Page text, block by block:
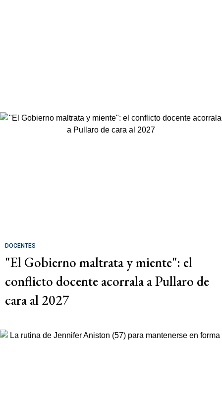
DOCENTES
"El Gobierno maltrata y miente": el
conflicto docente acorrala a Pullaro de
cara al 2027